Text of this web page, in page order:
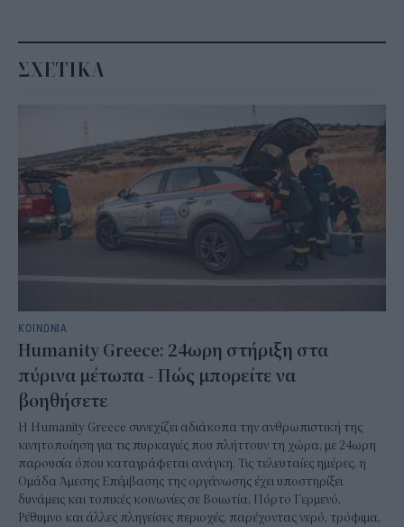
ΣΧΕΤΙΚΑ
ΚΟΙΝΩΝΙΑ
Humanity Greece: 24ωρη στήριξη στα
πύρινα μέτωπα - Πώς μπορείτε να
βοηθήσετε
Η Humanity Greece συνεχίζει αδιάκοπα την ανθρωπιστική της
κινητοποίηση για τις πυρκαγιές που πλήττουν τη χώρα, με 24ωρη
παρουσία όπου καταγράφεται ανάγκη. Τις τελευταίες ημέρες, η
Ομάδα Άμεσης Επέμβασης της οργάνωσης έχει υποστηρίξει
δυνάμεις και τοπικές κοινωνίες σε Βοιωτία, Πόρτο Γερμενό,
Ρέθυμνο και άλλες πληγείσες περιοχές, παρέχοντας νερό, τρόφιμα,